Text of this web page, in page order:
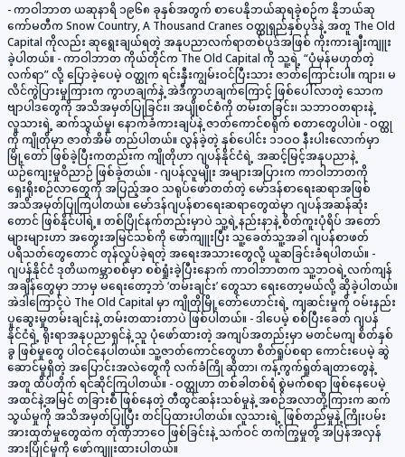
- ကာဝါဘာတ ယဆုနာရိ ၁၉၆၈ ခုနှစ်အတွက် စာပေနိုဘယ်ဆုရခဲ့စဉ်က နိုဘယ်ဆု
ကော်မတီက Snow Country, A Thousand Cranes ဝတ္ထုရှည်နှစ်ပုဒ်နဲ့ အတူ The Old
Capital ကိုလည်း ဆုရွေးချယ်ရတဲ့ အနုပညာလက်ရာတစ်ပုဒ်အဖြစ် ကိုးကားချီးကျူး
ခဲ့ပါတယ်။ - ကာဝါဘာတ ကိုယ်တိုင်က The Old Capital ကို သူ့ရဲ့ “ပုံမှန်မဟုတ်တဲ့
လက်ရာ” လို့ ပြောခဲ့ပေမဲ့ ဝတ္ထုက ရင်းနှီးကျွမ်းဝင်ပြီးသား ဇာတ်ကြောင်းပါ။ ကျား၊ မ
လိင်ကွဲပြားမှုကြားက ကွာဟချက်နဲ့ အဲဒီကွာဟချက်ကြောင့် ဖြစ်ပေါ်လာတဲ့ သောက
ဗျာပါဒတွေကို အသိအမှတ်ပြုခြင်း၊ အပျိုစင်စံကို တမ်းတခြင်း၊ သဘာဝတရားနဲ့
လူသားရဲ့ ဆက်သွယ်မှု၊ နောက်ခံကားချပ်နဲ့ ဇာတ်ကောင်စရိုက် စတာတွေပါပဲ။ - ဝတ္ထု
ကို ကျိုတိုမှာ ဇာတ်အိမ် တည်ပါတယ်။ လွန်ခဲ့တဲ့ နှစ်ပေါင်း ၁၁ဝဝ နီးပါးလောက်မှာ
မြို့တော် ဖြစ်ခဲ့ပြီးကတည်းက ကျိုတိုဟာ ဂျပန်နိုင်ငံရဲ့ အဆင့်မြင့်အနုပညာနဲ့
ယဉ်ကျေးမှုဝိညာဉ် ဖြစ်ခဲ့တယ်။ - ဂျပန်လူမျိုး အများအပြားက ကာဝါဘာတကို
ရှေးရိုးစဉ်လာတွေကို အပြည့်အဝ သရုပ်ဖော်တတ်တဲ့ မော်ဒန်စာရေးဆရာအဖြစ်
အသိအမှတ်ပြုကြပါတယ်။ မော်ဒန်ဂျပန်စာရေးဆရာတွေထဲမှာ ဂျပန်အဆန်ဆုံး
တောင် ဖြစ်နိုင်ပါရဲ့။ တစ်ပြိုင်နက်တည်းမှာပဲ သူ့ရဲ့နည်းနာနဲ့ စိတ်ကူးပုံရိပ် အတော်
များများဟာ အတွေးအမြင်သစ်ကို ဖော်ကျူးပြီး သူ့ခေတ်သူ့အခါ ဂျပန်စာဖတ်
ပရိသတ်တွေတောင် တုန်လှုပ်ခဲ့ရတဲ့ အရေးအသားတွေလို့ ယူဆခြင်းခံရပါတယ်။ -
ဂျပန်နိုင်ငံ ဒုတိယကမ္ဘာစစ်မှာ စစ်ရှုံးခဲ့ပြီးနောက် ကာဝါဘာတက သူ့ဘဝရဲ့လက်ကျန်
အချိန်တွေမှာ ဘာမှ မရေးတော့ဘဲ ‘တမ်းချင်း’ တွေသာ ရေးတော့မယ်လို့ ဆိုခဲ့ပါတယ်။
အဲဒါကြောင့်ပဲ The Old Capital မှာ ကျိုတိုမြို့တော်ဟောင်းရဲ့ ကျဆင်းမှုကို ဝမ်းနည်း
ပူဆွေးမှုတမ်းချင်းနဲ့ တမ်းတထားတာပဲ ဖြစ်ပါတယ်။ - ဒါပေမဲ့ စစ်ပြီးခေတ် ဂျပန်
နိုင်ငံရဲ့ ရိုးရာအနုပညာရှင်နဲ့ သူ ပုံဖော်ထားတဲ့ အကျပ်အတည်းမှာ မတင်မကျ စိတ်နှစ်
ခွ ဖြစ်မှုတွေ ပါဝင်နေပါတယ်။ သူ့ဇာတ်ကောင်တွေဟာ စိတ်ရှုပ်စရာ ကောင်းပေမဲ့ ဆွဲ
ဆောင်မှုရှိတဲ့ အပြောင်းအလဲတွေကို လက်ခံကြို ဆိုတာ၊ ကန့်ကွက်ရှုတ်ချတာတွေနဲ့
အတူ ထိပ်တိုက် ရင်ဆိုင်ကြပါတယ်။ - ဝတ္ထုဟာ တစ်ခါတစ်ရံ စွဲမက်စရာ ဖြစ်နေပေမဲ့
အထင်နဲ့အမြင် တခြားစီ ဖြစ်နေတဲ့ တီထွင်ဆန်းသစ်မှုနဲ့ အစဉ်အလာတို့ကြားက ဆက်
သွယ်မှုကို အသိအမှတ်ပြုပြီး တင်ပြထားပါတယ်။ လူသားရဲ့ ဖြစ်တည်မှုနဲ့ ကြိုးပမ်း
အားထုတ်မှုတွေထဲက တုံဏှိဘာဝေ ဖြစ်ခြင်းနဲ့ သက်ဝင် တက်ကြွမှုတို့ အပြန်အလှန်
အားပြိုင်မှုကို ဖော်ကျူးထားပါတယ်။